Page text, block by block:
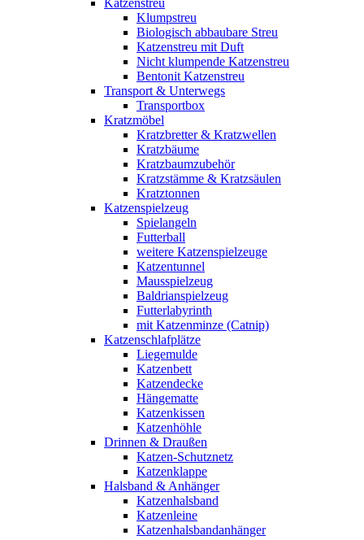
Katzenstreu
Klumpstreu
Biologisch abbaubare Streu
Katzenstreu mit Duft
Nicht klumpende Katzenstreu
Bentonit Katzenstreu
Transport & Unterwegs
Transportbox
Kratzmöbel
Kratzbretter & Kratzwellen
Kratzbäume
Kratzbaumzubehör
Kratzstämme & Kratzsäulen
Kratztonnen
Katzenspielzeug
Spielangeln
Futterball
weitere Katzenspielzeuge
Katzentunnel
Mausspielzeug
Baldrianspielzeug
Futterlabyrinth
mit Katzenminze (Catnip)
Katzenschlafplätze
Liegemulde
Katzenbett
Katzendecke
Hängematte
Katzenkissen
Katzenhöhle
Drinnen & Draußen
Katzen-Schutznetz
Katzenklappe
Halsband & Anhänger
Katzenhalsband
Katzenleine
Katzenhalsbandanhänger